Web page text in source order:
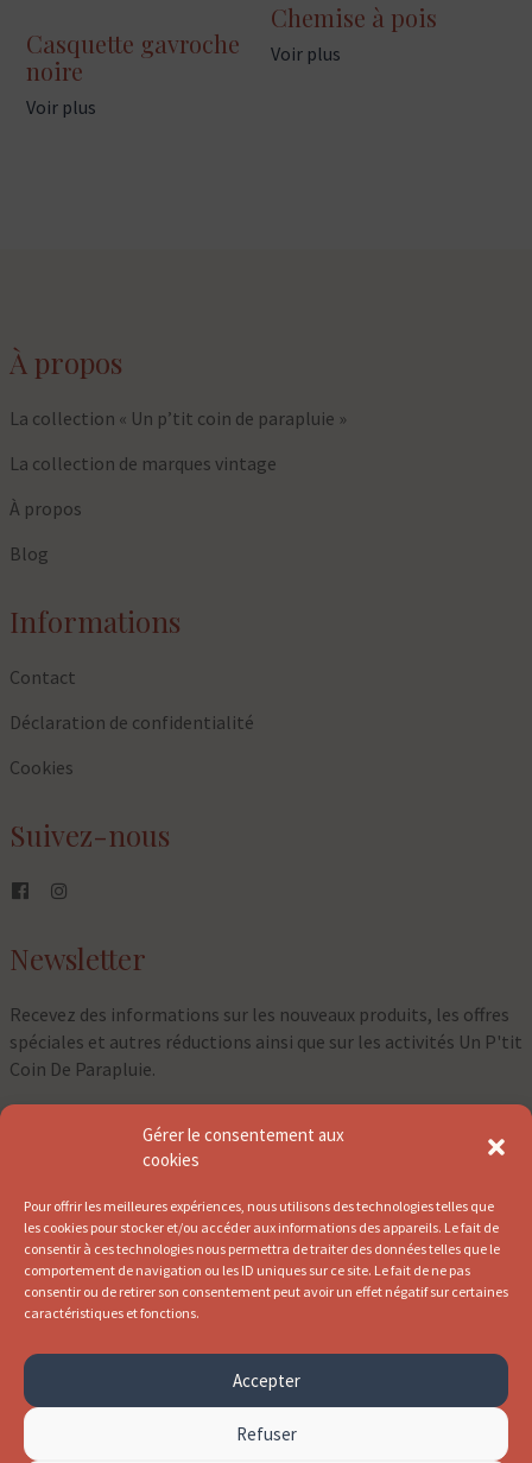
Gérer le consentement aux
cookies
Pour offrir les meilleures expériences, nous utilisons des technologies telles que
les cookies pour stocker et/ou accéder aux informations des appareils. Le fait de
consentir à ces technologies nous permettra de traiter des données telles que le
comportement de navigation ou les ID uniques sur ce site. Le fait de ne pas
consentir ou de retirer son consentement peut avoir un effet négatif sur certaines
caractéristiques et fonctions.
Accepter
Refuser
Casquette gavroche
noire
Voir plus
Chemise à pois
Voir plus
À propos
La collection « Un p’tit coin de parapluie »
La collection de marques vintage
À propos
Blog
Informations
Contact
Déclaration de confidentialité
Cookies
Suivez-nous
Newsletter
Recevez des informations sur les nouveaux produits, les offres
spéciales et autres réductions ainsi que sur les activités Un P'tit
Coin De Parapluie.
© Un p'tit coin de parapluie 2026